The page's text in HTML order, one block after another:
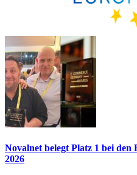
Novalnet belegt Platz 1 bei
2026